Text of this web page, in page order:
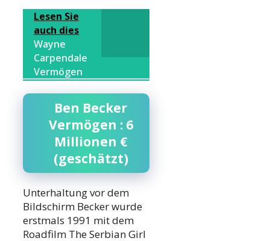
Lesen Sie
auch dies
Wayne
Carpendale
Vermögen
Ben Becker
Vermögen : 6
Millionen €
(geschätzt)
Unterhaltung vor dem
Bildschirm Becker wurde
erstmals 1991 mit dem
Roadfilm The Serbian Girl